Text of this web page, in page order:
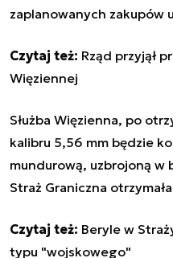
zaplanowanych zakupów
Czytaj też: Rząd przyjął
Więziennej
Służba Więzienna, po
kalibru 5,56 mm będzie
mundurową, uzbrojoną w
Straż Graniczna
Czytaj też: Beryle w
typu "wojskowego"